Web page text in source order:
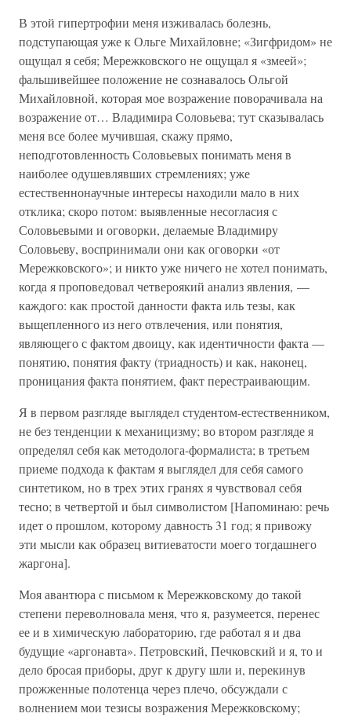
В этой гипертрофии меня изживалась болезнь,
подступающая уже к Ольге Михайловне; «Зигфридом» не
ощущал я себя; Мережковского не ощущал я «змеей»;
фальшивейшее положение не сознавалось Ольгой
Михайловной, которая мое возражение поворачивала на
возражение от… Владимира Соловьева; тут сказывалась
меня все более мучившая, скажу прямо,
неподготовленность Соловьевых понимать меня в
наиболее одушевлявших стремлениях; уже
естественнонаучные интересы находили мало в них
отклика; скоро потом: выявленные несогласия с
Соловьевыми и оговорки, делаемые Владимиру
Соловьеву, воспринимали они как оговорки «от
Мережковского»; и никто уже ничего не хотел понимать,
когда я проповедовал четвероякий анализ явления, —
каждого: как простой данности факта иль тезы, как
выщепленного из него отвлечения, или понятия,
являющего с фактом двоицу, как идентичности факта —
понятию, понятия факту (триадность) и как, наконец,
проницания факта понятием, факт перестраивающим.
Я в первом разгляде выглядел студентом-естественником,
не без тенденции к механицизму; во втором разгляде я
определял себя как методолога-формалиста; в третьем
приеме подхода к фактам я выглядел для себя самого
синтетиком, но в трех этих гранях я чувствовал себя
тесно; в четвертой и был символистом [Напоминаю: речь
идет о прошлом, которому давность 31 год; я привожу
эти мысли как образец витиеватости моего тогдашнего
жаргона].
Моя авантюра с письмом к Мережковскому до такой
степени переволновала меня, что я, разумеется, перенес
ее и в химическую лабораторию, где работал я и два
будущие «аргонавта». Петровский, Печковский и я, то и
дело бросая приборы, друг к другу шли и, перекинув
прожженные полотенца через плечо, обсуждали с
волнением мои тезисы возражения Мережковскому;